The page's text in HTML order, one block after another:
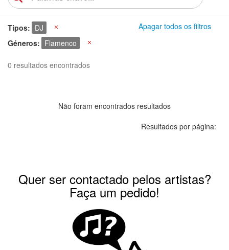
Apagar todos os filtros
Tipos DJ
Géneros
Flamenco
0 resultados encontrados
Não foram encontrados resultados
Resultados por página:
Quer ser contactado pelos artistas?
Faça um pedido!